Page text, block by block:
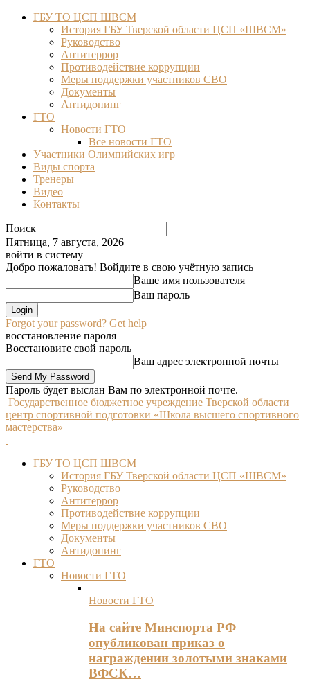
ГБУ ТО ЦСП ШВСМ
История ГБУ Тверской области ЦСП «ШВСМ»
Руководство
Антитеррор
Противодействие коррупции
Меры поддержки участников СВО
Документы
Антидопинг
ГТО
Новости ГТО
Все новости ГТО
Участники Олимпийских игр
Виды спорта
Тренеры
Видео
Контакты
Поиск
Пятница, 7 августа, 2026
войти в систему
Добро пожаловать! Войдите в свою учётную запись
Ваше имя пользователя
Ваш пароль
Forgot your password? Get help
восстановление пароля
Восстановите свой пароль
Ваш адрес электронной почты
Пароль будет выслан Вам по электронной почте.
Государственное бюджетное учреждение Тверской области
центр спортивной подготовки «Школа высшего спортивного
мастерства»
ГБУ ТО ЦСП ШВСМ
История ГБУ Тверской области ЦСП «ШВСМ»
Руководство
Антитеррор
Противодействие коррупции
Меры поддержки участников СВО
Документы
Антидопинг
ГТО
Новости ГТО
Новости ГТО
На сайте Минспорта РФ
опубликован приказ о
награждении золотыми знаками
ВФСК…